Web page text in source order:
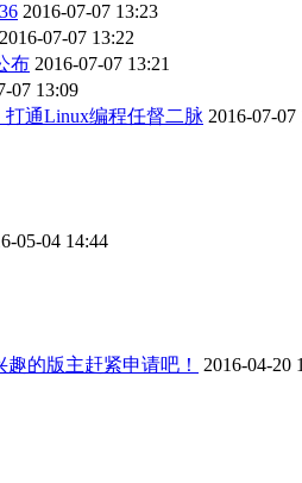
2016-07-07 13:23
2016-07-07 13:22
布 2016-07-07 13:21
07 13:09
打通Linux编程任督二脉 2016-07-07
05-04 14:44
的版主赶紧申请吧！ 2016-04-20